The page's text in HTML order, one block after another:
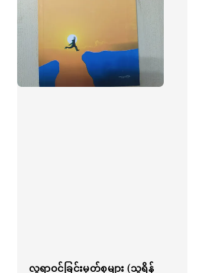
လူရာဝင်ခြင်းမှတ်စုများ (သူရိန်